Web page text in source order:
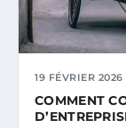
19 FÉVRIER 2026
COMMENT